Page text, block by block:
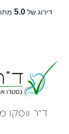
ד״ר ווסקו